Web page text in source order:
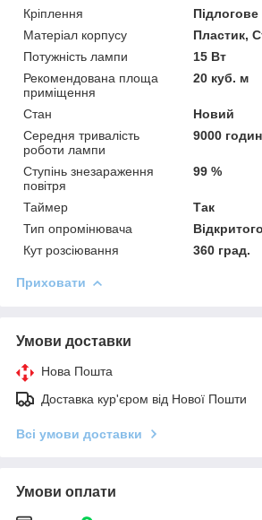
Кріплення
Підлогове
Матеріал корпусу
Пластик,
Потужність лампи
15 Вт
Рекомендована площа
приміщення
20 куб. м
Стан
Новий
Середня тривалість
роботи лампи
9000 годин
Ступінь знезараження
повітря
99 %
Таймер
Так
Тип опромінювача
Кут розсіювання
360 град.
Приховати
Умови доставки
Нова Пошта
Доставка кур'єром від Нової Пошти
Всі умови доставки
Умови оплати